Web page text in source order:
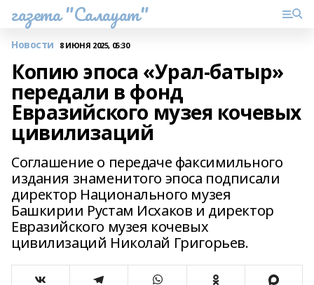
газета "Салауат"
Новости 8 ИЮНЯ 2025, 05:30
Копию эпоса «Урал-батыр»
передали в фонд
Евразийского музея кочевых
цивилизаций
Соглашение о передаче факсимильного
издания знаменитого эпоса подписали
директор Национального музея
Башкирии Рустам Исхаков и директор
Евразийского музея кочевых
цивилизаций Николай Григорьев.